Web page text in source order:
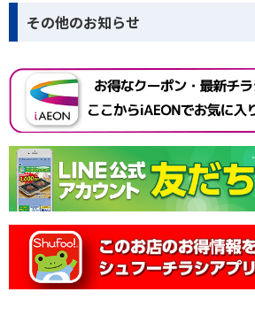
その他のお知らせ